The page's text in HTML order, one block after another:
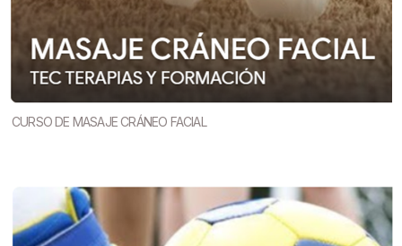
CURSO DE MASAJE CRÁNEO FACIAL